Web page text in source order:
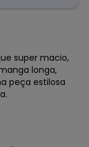
super macio,
longa,
peça estilosa
Feminino